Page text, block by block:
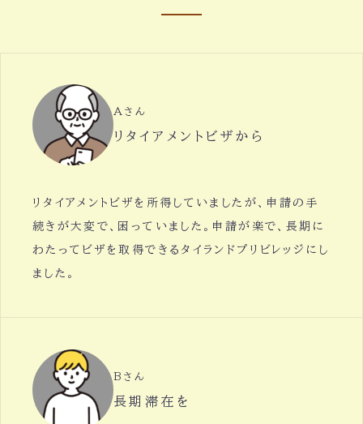
Aさん
リタイアメントビザから
リタイアメントビザを所得していましたが、申請の手
続きが大変で、困っていました。申請が楽で、長期に
わたってビザを取得できるタイランドプリビレッジにし
ました。
Bさん
長期滞在を